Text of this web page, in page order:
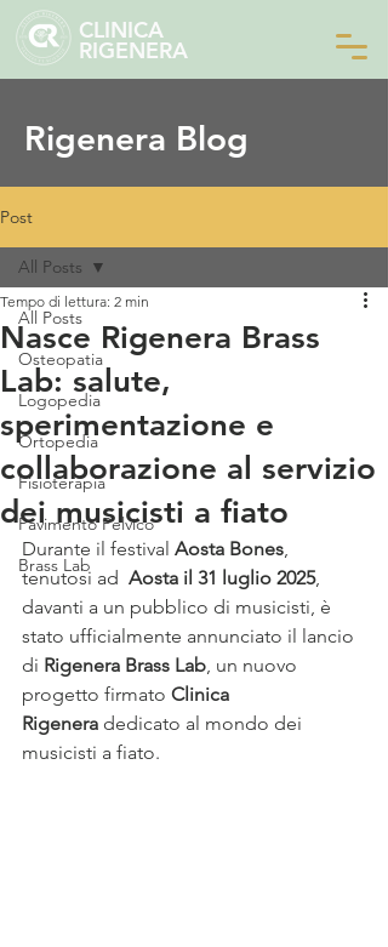
CLINICA
RIGENERA
Rigenera Blog
Post
All Posts
Osteopatia
Logopedia
Ortopedia
Fisioterapia
Pavimento Pelvico
Brass Lab
All Posts
Nasce Rigenera Brass
Lab: salute,
sperimentazione e
collaborazione al servizio
dei musicisti a fiato
Tempo di lettura: 2 min
Durante il festival Aosta Bones,
tenutosi ad Aosta il 31 luglio 2025,
davanti a un pubblico di musicisti, è
stato ufficialmente annunciato il lancio
di Rigenera Brass Lab, un nuovo
progetto firmato Clinica
Rigenera dedicato al mondo dei
musicisti a fiato.